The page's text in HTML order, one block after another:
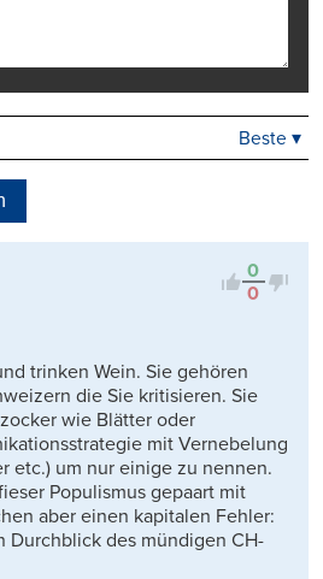
Kontrovers
Beste ▾
0
0
trinken Wein. Sie gehören
die Sie kritisieren. Sie
wie Blätter oder
mit Vernebelung
etc.) um nur einige zu nennen.
Populismus gepaart mit
aber einen kapitalen Fehler:
Durchblick des mündigen CH-